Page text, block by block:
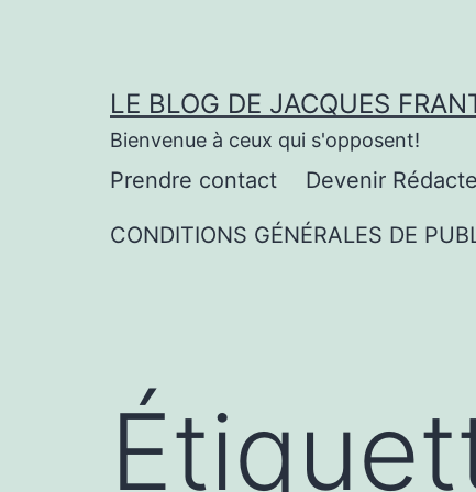
LE BLOG DE JACQUES
Bienvenue à ceux qui s'opposent!
Prendre contact Devenir
CONDITIONS GÉNÉRALES DE